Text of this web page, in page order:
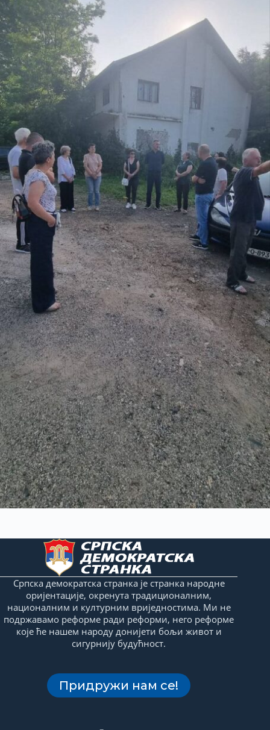
Српска демократска странка је странка народне
оријентације, окренута традиционалним,
националним и културним вриједностима. Ми не
подржавамо реформе ради реформи, него реформе
које ће нашем народу донијети бољи живот и
сигурнију будућност.
Придружи нам се!